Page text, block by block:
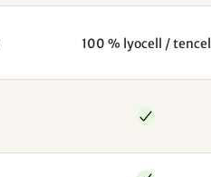
100 % lyocell / tencel